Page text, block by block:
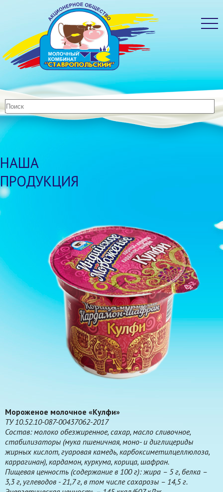
НАША
ПРОДУКЦИЯ
Мороженое молочное «Кулфи»
ТУ 10.52.10-087-00437062-2017
Состав: молоко обезжиренное, сахар, масло сливочное,
стабилизаторы (мука пшеничная, моно- и диглицериды
жирных кислот, гуаровая камедь, карбоксиметилцеллюлоза,
каррагинан), кардамон, куркума, корица, шафран.
Пищевая ценность (содержание в 100 г): жира – 5 г, белка –
3,3 г, углеводов - 21,7 г, в том числе сахарозы – 14,5 г.